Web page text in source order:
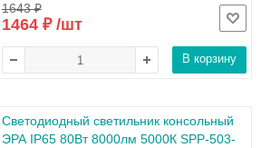
1643 ₽
1464 ₽ /шт
В корзину
Светодиодный светильник консольный
ЭРА IP65 80Вт 8000лм 5000К SPP-503-